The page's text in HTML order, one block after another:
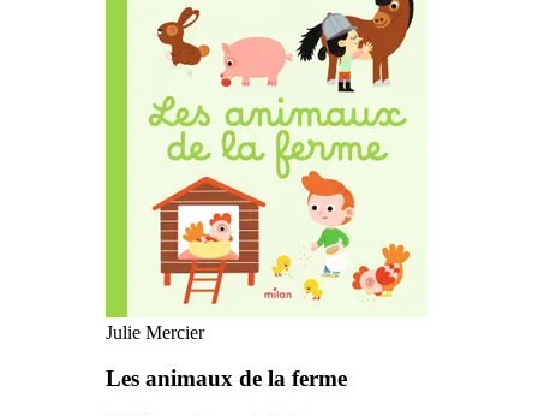
Julie Mercier
Les animaux de la ferme